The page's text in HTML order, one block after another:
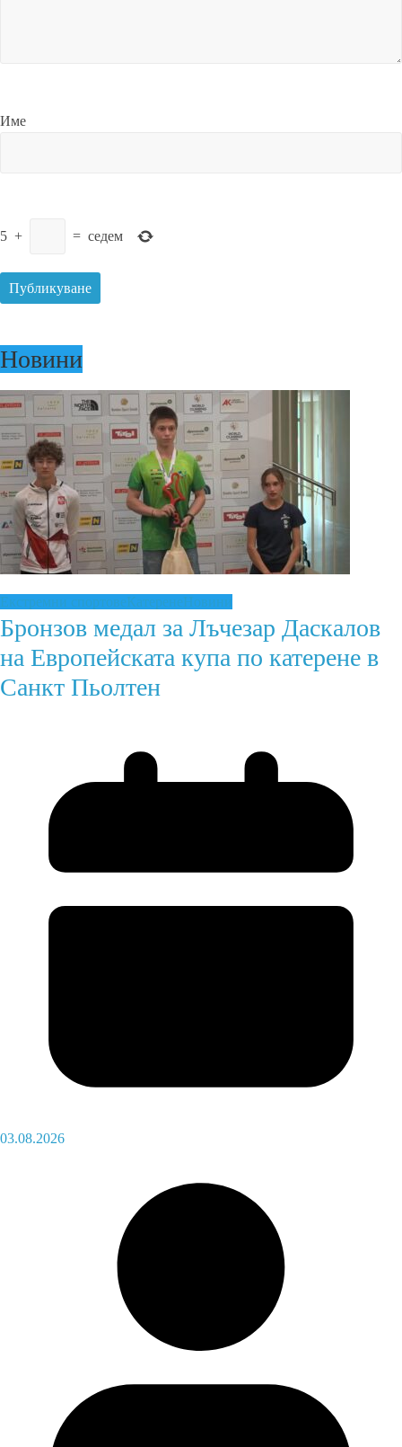
Име
5 + = седем
Новини
Екстремни спортовеКатеренеНовини
Бронзов медал за Лъчезар Даскалов
на Европейската купа по катерене в
Санкт Пьолтен
03.08.2026